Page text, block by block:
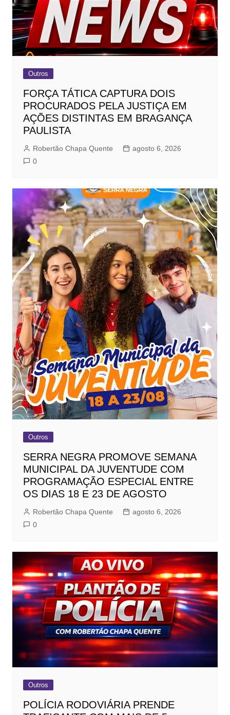
Outros
FORÇA TÁTICA CAPTURA DOIS
PROCURADOS PELA JUSTIÇA EM
AÇÕES DISTINTAS EM BRAGANÇA
PAULISTA
Robertão Chapa Quente
agosto 6, 2026
0
Outros
SERRA NEGRA PROMOVE SEMANA
MUNICIPAL DA JUVENTUDE COM
PROGRAMAÇÃO ESPECIAL ENTRE
OS DIAS 18 E 23 DE AGOSTO
Robertão Chapa Quente
agosto 6, 2026
0
Outros
POLÍCIA RODOVIÁRIA PRENDE